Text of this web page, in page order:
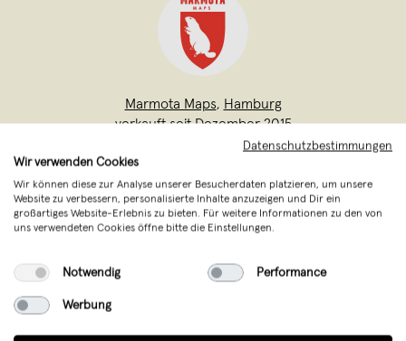
Marmota Maps, Hamburg
verkauft seit Dezember 2015
Marmota Maps ist ein Projekt von Lana
Bragin und Stefan Spiegel aus Hamburg.
Beide teilen eine Leidenschaft für
grafische Aufbereitung von Daten und
Datenschutzbestimmungen
Wir verwenden Cookies
Wir können diese zur Analyse unserer Besucherdaten platzieren, um unsere
Website zu verbessern, personalisierte Inhalte anzuzeigen und Dir ein
großartiges Website-Erlebnis zu bieten. Für weitere Informationen zu den von
uns verwendeten Cookies öffne bitte die Einstellungen.
Notwendig Performance
Werbung